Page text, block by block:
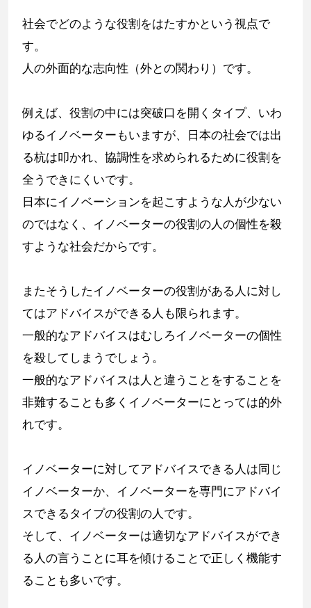
社会でどのような役割をはたすかという視点で
す。
人の外面的な志向性（外との関わり）です。
例えば、役割の中には突破口を開くタイプ、いわ
ゆるイノベーターもいますが、日本の社会では出
る杭は叩かれ、協調性を求められるために役割を
全うできにくいです。
日本にイノベーションを起こすような人が少ない
のではなく、イノベーターの役割の人の個性を殺
すような社会だからです。
またそうしたイノベーターの役割がある人に対し
てはアドバイスができる人も限られます。
一般的なアドバイスはむしろイノベーターの個性
を殺してしまうでしょう。
一般的なアドバイスは人と違うことをすることを
非難することも多くイノベーターにとっては的外
れです。
イノベーターに対してアドバイスできる人は同じ
イノベーターか、イノベーターを専門にアドバイ
スできるタイプの役割の人です。
そして、イノベーターは適切なアドバイスができ
る人の言うことに耳を傾けることで正しく機能す
ることも多いです。